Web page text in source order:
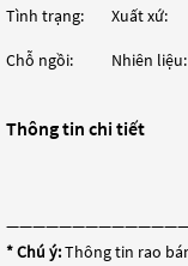
Tình trạng: Xuất xứ:
Chỗ ngồi: Nhiên liệu:
Thông tin chi tiết
* Chú ý:Thông tin rao